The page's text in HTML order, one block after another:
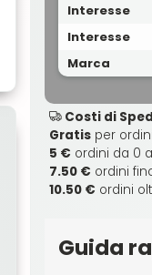
Interesse
Interesse
Marca
Costi di
Gratis per
5 € ordini da 0 a
7.50 € ordini
10.50 € ordini
Guida